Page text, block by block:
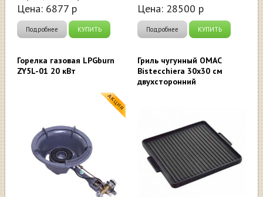
Цена: 6877 р
Подробнее КУПИТЬ
Цена: 28500 р
Подробнее КУПИТЬ
Горелка газовая LPGburn
ZY5L-01 20 кВт
Гриль чугунный OMAC
Bistecchiera 30х30 см
двухсторонний